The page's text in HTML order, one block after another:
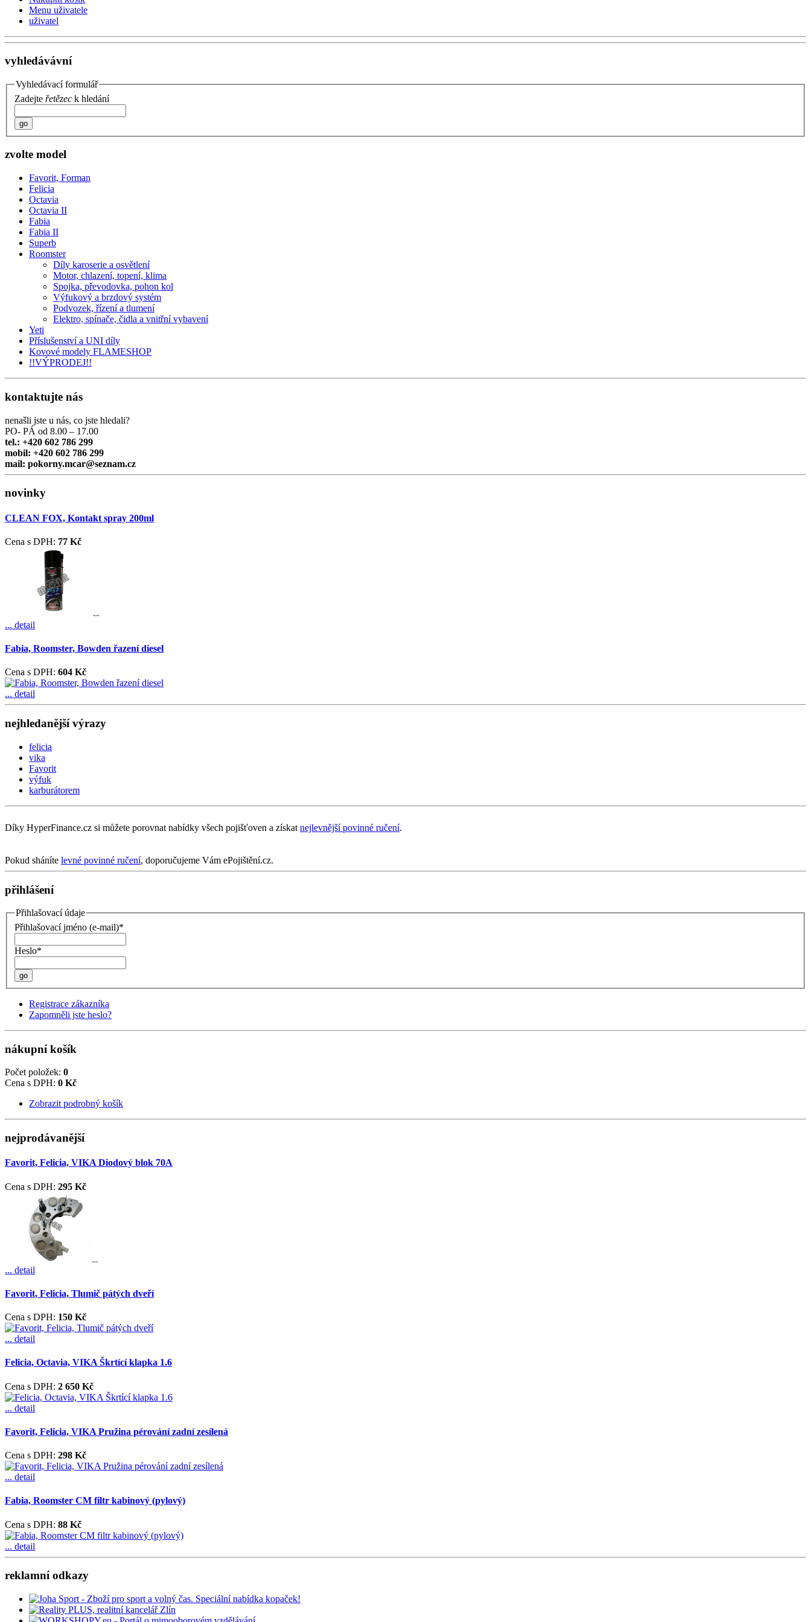
Menu uživatele
uživatel
vyhledávávní
Vyhledávací formulář
Zadejte řetězec k hledání
go
zvolte model
Favorit, Forman
Felicia
Octavia
Octavia II
Fabia
Fabia II
Superb
Roomster
Díly karoserie a osvětlení
Motor, chlazení, topení, klima
Spojka, převodovka, pohon kol
Výfukový a brzdový systém
Podvozek, řízení a tlumení
Elektro, spínače, čidla a vnitřní vybavení
Yeti
Příslušenství a UNI díly
Kovové modely FLAMESHOP
!!VÝPRODEJ!!
kontaktujte nás
nenašli jste u nás, co jste hledali?
PO- PÁ od 8.00 – 17.00
tel.: +420 602 786 299
mobil: +420 602 786 299
mail: pokorny.mcar@seznam.cz
novinky
CLEAN FOX, Kontakt spray 200ml
Cena s DPH: 77 Kč
... detail
Fabia, Roomster, Bowden řazení diesel
Cena s DPH: 604 Kč
... detail
nejhledanější výrazy
felicia
vika
Favorit
výfuk
karburátorem
Díky HyperFinance.cz si můžete porovnat nabídky všech pojišťoven a získat nejlevnější povinné ručení.
Pokud sháníte levné povinné ručení, doporučujeme Vám ePojištění.cz.
přihlášení
Přihlašovací údaje
Přihlašovací jméno (e-mail)*
Heslo*
go
Registrace zákazníka
Zapomněli jste heslo?
nákupní košík
Počet položek: 0
Cena s DPH: 0 Kč
Zobrazit podrobný košík
nejprodávanější
Favorit, Felicia, VIKA Diodový blok 70A
Cena s DPH: 295 Kč
... detail
Favorit, Felicia, Tlumič pátých dveří
Cena s DPH: 150 Kč
... detail
Felicia, Octavia, VIKA Škrtící klapka 1.6
Cena s DPH: 2 650 Kč
... detail
Favorit, Felicia, VIKA Pružina pérování zadní zesílená
Cena s DPH: 298 Kč
... detail
Fabia, Roomster CM filtr kabinový (pylový)
Cena s DPH: 88 Kč
... detail
reklamní odkazy